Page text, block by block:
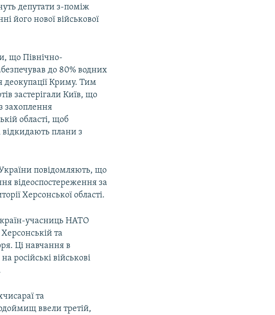
депутати з-поміж
його нової військової
що Північно-
до 80% водних
деокупації Криму. Тим
застерігали Київ, що
захоплення
області, щоб
плани з
повідомляють, що
відеоспостереження за
Херсонської області.
країн-учасниць НАТО
та
Ці навчання в
російські військові
та
ввели третій,